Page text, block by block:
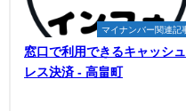
マイナンバー関連記
窓口で利用できるキャッシュ
レス決済 - 高畠町